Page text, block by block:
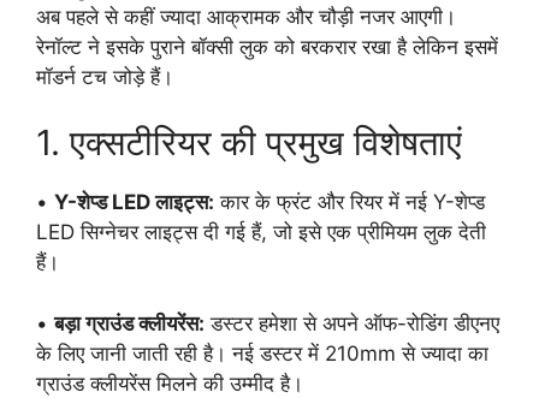
अब पहले से कहीं ज्यादा आक्रामक और चौड़ी नजर आएगी।
रेनॉल्ट ने इसके पुराने बॉक्सी लुक को बरकरार रखा है लेकिन इसमें
मॉडर्न टच जोड़े हैं।
1. एक्सटीरियर की प्रमुख विशेषताएं
• Y-शेप्ड LED लाइट्स: कार के फ्रंट और रियर में नई Y-शेप्ड
LED सिग्नेचर लाइट्स दी गई हैं, जो इसे एक प्रीमियम लुक देती
हैं।
•बड़ा ग्राउंड क्लीयरेंस: डस्टर हमेशा से अपने ऑफ-रोडिंग डीएनए
के लिए जानी जाती रही है। नई डस्टर में 210mm से ज्यादा का
ग्राउंड क्लीयरेंस मिलने की उम्मीद है।